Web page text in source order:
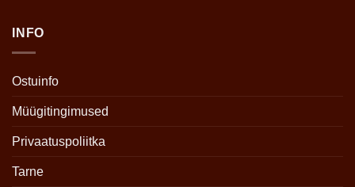
INFO
Ostuinfo
Müügitingimused
Privaatuspoliitka
Tarne